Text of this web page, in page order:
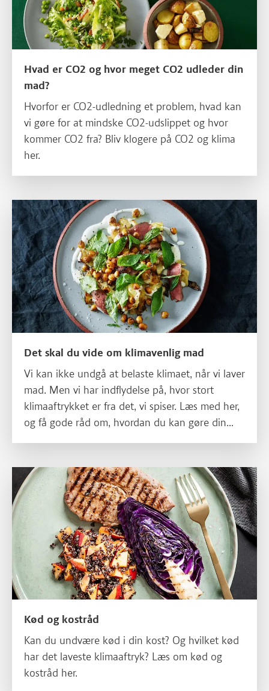
Hvad er CO2 og hvor meget CO2 udleder din
mad?
Hvorfor er CO2-udledning et problem, hvad kan
vi gøre for at mindske CO2-udslippet og hvor
kommer CO2 fra? Bliv klogere på CO2 og klima
her.
Læs mere om Det skal du vide om klimavenlig mad
Det skal du vide om klimavenlig mad
Vi kan ikke undgå at belaste klimaet, når vi laver
mad. Men vi har indflydelse på, hvor stort
klimaaftrykket er fra det, vi spiser. Læs med her,
og få gode råd om, hvordan du kan gøre din
Læs mere om Kød og kostråd
Kød og kostråd
Kan du undvære kød i din kost? Og hvilket kød
har det laveste klimaaftryk? Læs om kød og
kostråd her.